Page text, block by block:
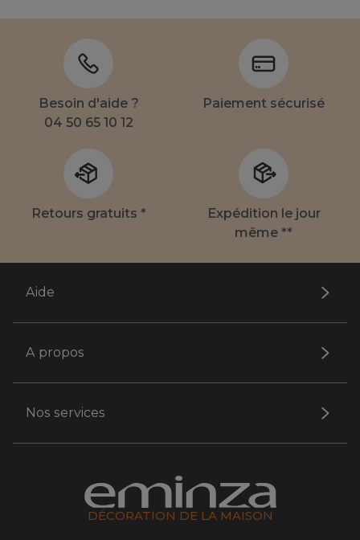
Besoin d'aide ?
04 50 65 10 12
Paiement sécurisé
Retours gratuits *
Expédition le jour
même **
Aide
A propos
Nos services
DÉCORATION DE LA MAISON